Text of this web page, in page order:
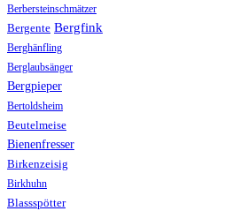
Berbersteinschmätzer
Bergente Bergfink
Berghänfling
Berglaubsänger
Bergpieper
Bertoldsheim
Beutelmeise
Bienenfresser
Birkenzeisig
Birkhuhn
Blassspötter